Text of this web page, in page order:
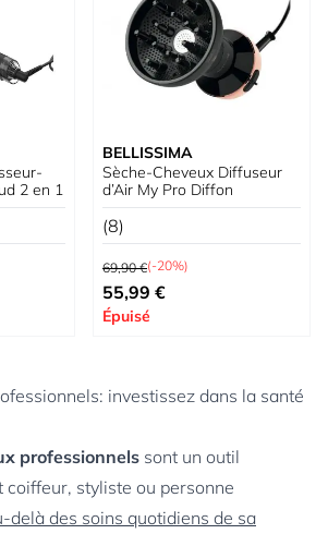
2 en 1
BELLISSIMA
Sèche-Cheveux Diffuseur
d’Air My Pro Diffon
(8)
Prix normal
69,90 €(-20%)
Prix spécial
55,99 €
Épuisé
investissez dans la santé
professionnels sont un outil
coiffeur, styliste ou personne
delà des soins quotidiens de sa